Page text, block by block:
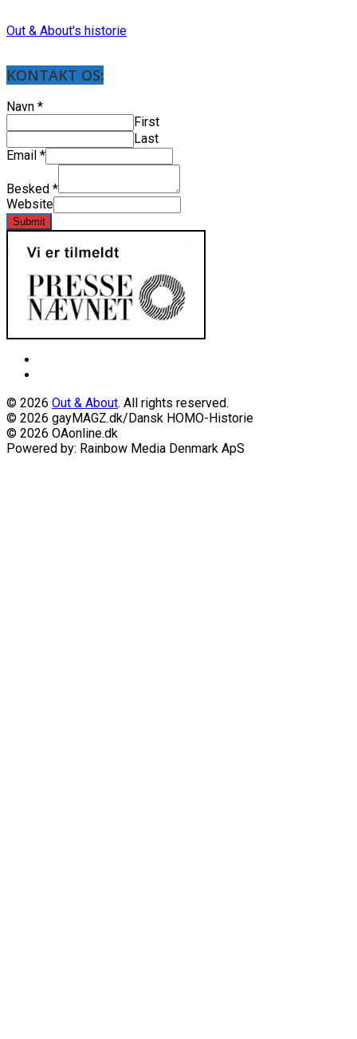
Out & About's historie
KONTAKT OS:
Navn *
First
Last
Email *
Besked *
Website
Submit
© 2026 Out & About. All rights reserved.
© 2026 gayMAGZ.dk/Dansk HOMO-Historie
© 2026 OAonline.dk
Powered by: Rainbow Media Denmark ApS